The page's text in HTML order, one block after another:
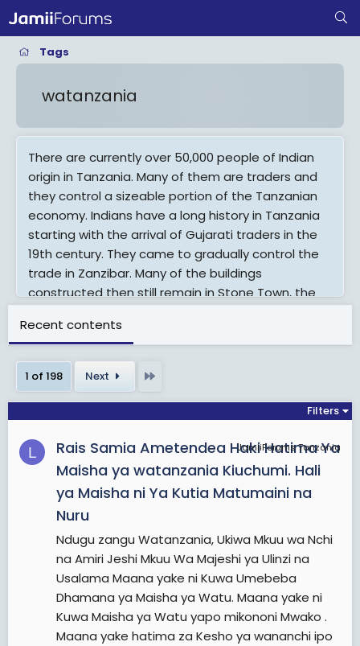
Tags
watanzania
There are currently over 50,000 people of Indian
origin in Tanzania. Many of them are traders and
they control a sizeable portion of the Tanzanian
economy. Indians have a long history in Tanzania
starting with the arrival of Gujarati traders in the
19th century. They came to gradually control the
trade in Zanzibar. Many of the buildings
constructed then still remain in Stone Town, the
View More On Wikipedia.org
Recent contents
1 of 198 Next
Filters
L JamiiForums Tanzania
Rais Samia Ametendea Haki Hatima Ya
Maisha ya watanzania Kiuchumi. Hali
ya Maisha ni Ya Kutia Matumaini na
Nuru
Ndugu zangu Watanzania, Ukiwa Mkuu wa Nchi
na Amiri Jeshi Mkuu Wa Majeshi ya Ulinzi na
Usalama Maana yake ni Kuwa Umebeba
Dhamana ya Maisha ya Watu. Maana yake ni
Kuwa Maisha ya Watu yapo mikononi Mwako .
Maana yake hatima za Kesho ya wananchi ipo